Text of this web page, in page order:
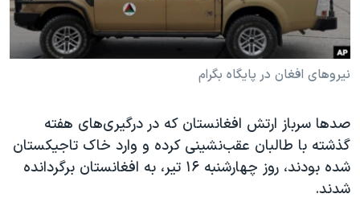
علم و فناوری
اسرائیل در جنگ
گالری عکس
رمز مهسا
ورزش زنان در ایران
اعتراضات زن، زندگی، آزادی
تریبونال مردمی آبان ۹۸
دادگاه حمید نوری
زبانهای مختلف
نیروهای افغان در پایگاه بگرام
صدها سرباز ارتش افغانستان که در درگیری‌های هفته
گذشته با طالبان عقب‌نشینی کرده و وارد خاک تاجیکستان
شده بودند، روز چهارشنبه ۱۶ تیر، به افغانستان برگردانده
شدند.